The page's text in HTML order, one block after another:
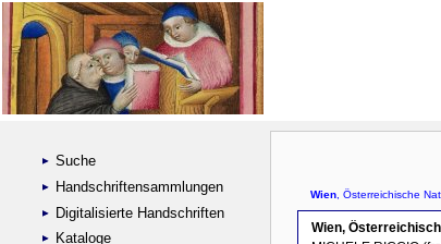
Suche
Handschriftensammlungen
Digitalisierte Handschriften
Kataloge